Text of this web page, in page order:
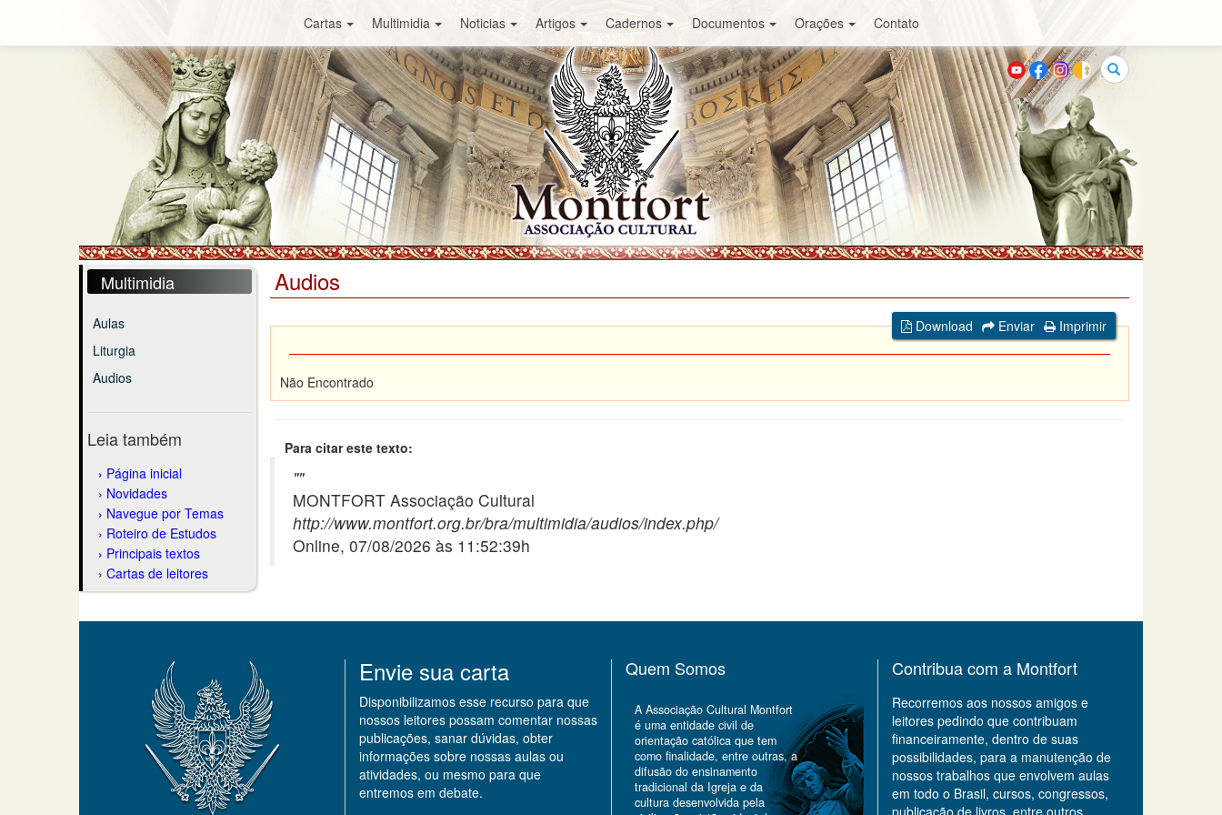
Cartas Multimidia Noticias Artigos Cadernos Documentos Orações Contato
Buscar
Multimidia
Aulas
Liturgia
Audios
Leia também
Página inicial
Novidades
Navegue por Temas
Roteiro de Estudos
Principais textos
Cartas de leitores
Audios
Download Enviar Imprimir
Não Encontrado
Para citar este texto:
""
MONTFORT Associação Cultural
http://www.montfort.org.br/bra/multimidia/audios/index.php/
Online, 07/08/2026 às 11:52:39h
Envie sua carta
Disponibilizamos esse recurso para que
nossos leitores possam comentar nossas
publicações, sanar dúvidas, obter
informações sobre nossas aulas ou
atividades, ou mesmo para que
entremos em debate.
Quem Somos
A Associação Cultural Montfort
é uma entidade civil de
orientação católica que tem
como finalidade, entre outras, a
difusão do ensinamento
tradicional da Igreja e da
cultura desenvolvida pela
Contribua com a Montfort
Recorremos aos nossos amigos e
leitores pedindo que contribuam
financeiramente, dentro de suas
possibilidades, para a manutenção de
nossos trabalhos que envolvem aulas
em todo o Brasil, cursos, congressos,
publicação de livros, entre outros.